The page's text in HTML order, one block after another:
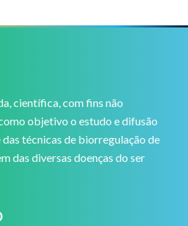
científica, com fins não
objetivo o estudo e difusão
técnicas de biorregulação de
das diversas doenças do ser